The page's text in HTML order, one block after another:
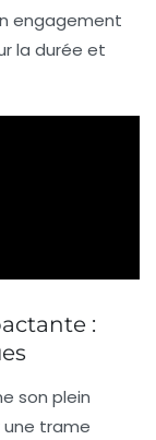
engagement
la durée et
:
son plein
une trame